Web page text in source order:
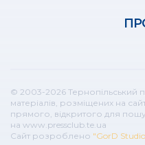
© 2003-2026 Тернопільський
матеріалів, розміщених на
прямого, відкритого для
на www.pressclub.te.ua
Сайт розроблено "GorD